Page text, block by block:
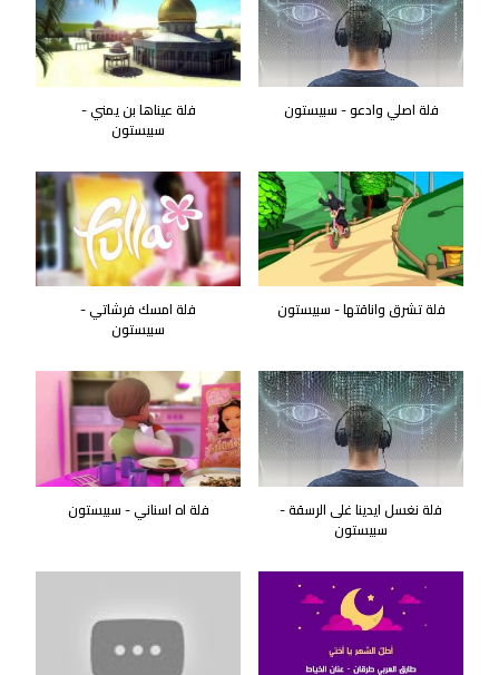
فلة اصلي وادعو - سبيستون فلة عيناها بن يمني -
سبيستون
فلة تشرق واناقتها - سبيستون فلة امسك فرشاتي -
سبيستون
فلة نغسل ايدينا غلى الرسقة -
سبيستون
فلة اه اسناني - سبيستون